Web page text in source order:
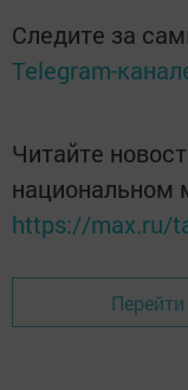
Следите за
Telegram-
Читайте
национальном
https://max.ru/